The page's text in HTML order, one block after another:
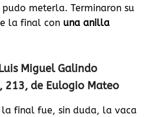
meterla. Terminaron su
la final con una anilla
Miguel Galindo
213, de Eulogio Mateo
la final fue, sin duda, la vaca